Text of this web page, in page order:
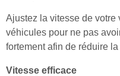
Ajustez la vitesse de
véhicules pour ne pas
fortement afin de réduire
Vitesse efficace